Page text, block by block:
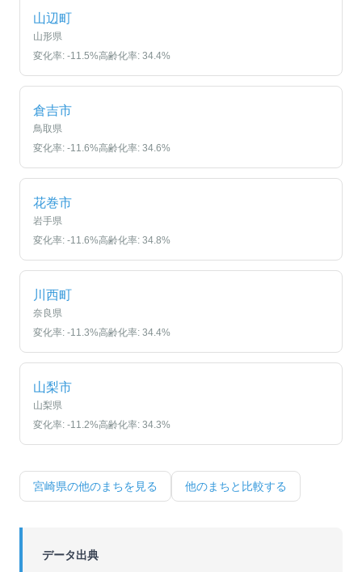
山辺町
山形県
変化率: -11.5%高齢化率: 34.4%
倉吉市
鳥取県
変化率: -11.6%高齢化率: 34.6%
花巻市
岩手県
変化率: -11.6%高齢化率: 34.8%
川西町
奈良県
変化率: -11.3%高齢化率: 34.4%
山梨市
山梨県
変化率: -11.2%高齢化率: 34.3%
宮崎県の他のまちを見る 他のまちと比較する
データ出典